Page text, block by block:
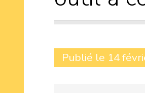
Publié le 14